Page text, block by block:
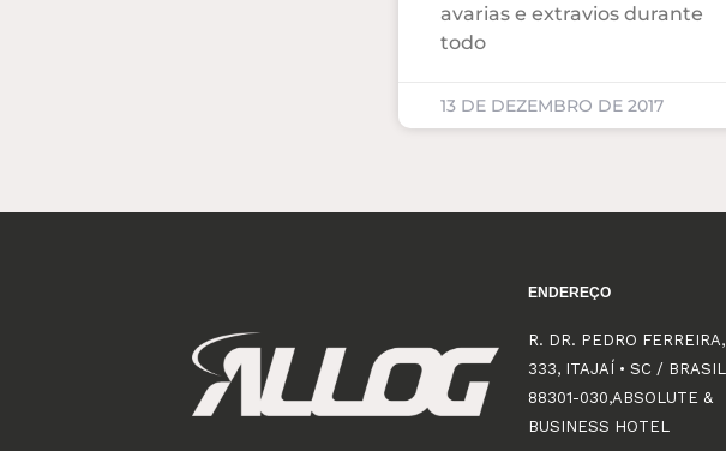
avarias e extravios durante
todo
13 DE DEZEMBRO DE 2017
ENDEREÇO
R. DR. PEDRO FERREIRA,
333, ITAJAÍ • SC / BRASIL
88301-030,ABSOLUTE &
BUSINESS HOTEL